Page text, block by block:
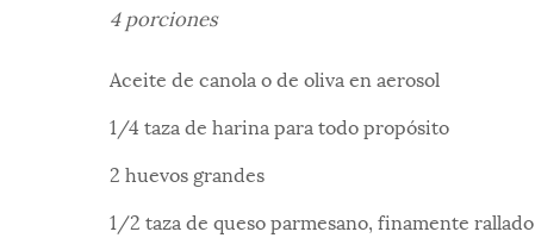
4 porciones
Aceite de canola o de oliva en aerosol
1/4 taza de harina para todo propósito
2 huevos grandes
1/2 taza de queso parmesano, finamente rallado